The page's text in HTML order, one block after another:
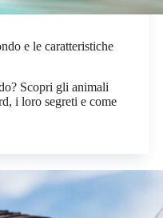
e le caratteristiche
Scopri gli animali
i loro segreti e come